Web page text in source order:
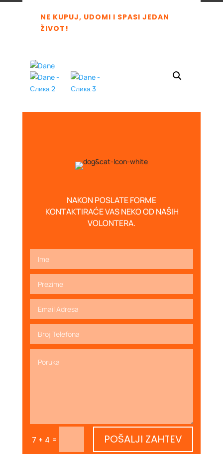
NE KUPUJ, UDOMI I SPASI JEDAN
ŽIVOT!
NAKON POSLATE FORME
KONTAKTIRAĆE VAS NEKO OD NAŠIH
VOLONTERA.
7 + 4 = POŠALJI ZAHTEV